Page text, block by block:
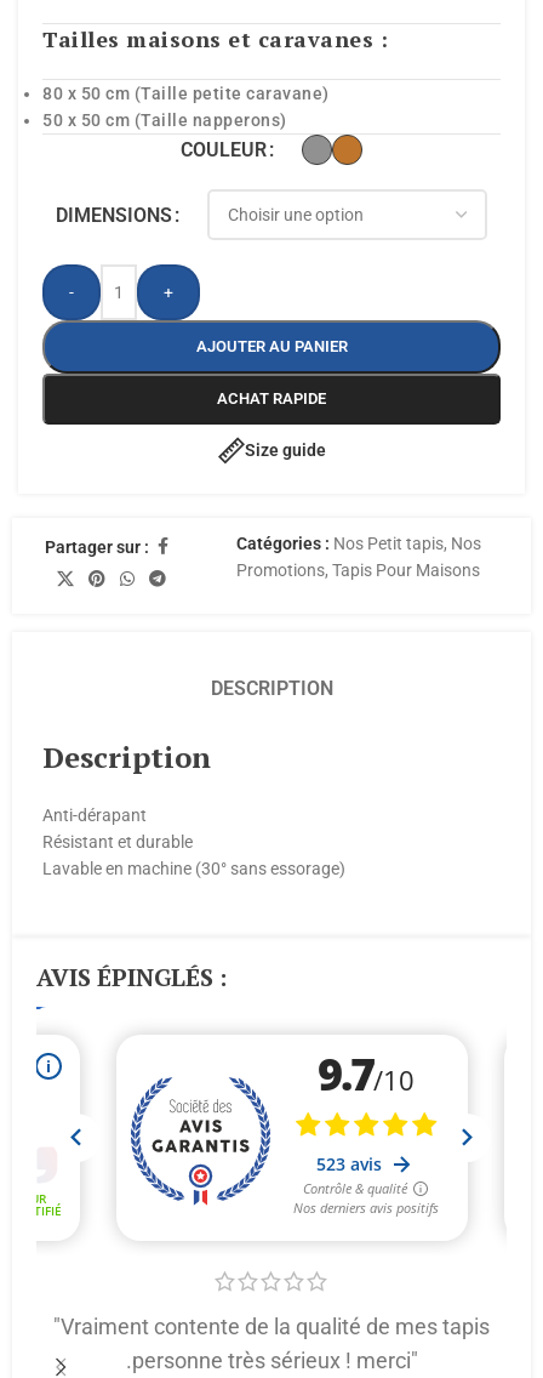
Tailles maisons et caravanes :
80 x 50 cm (Taille petite caravane)
50 x 50 cm (Taille napperons)
COULEUR
DIMENSIONS
- +
AJOUTER AU PANIER
ACHAT RAPIDE
Size guide
Partager sur : Catégories : Nos Petit tapis, Nos
Promotions, Tapis Pour Maisons
DESCRIPTION
Description
Anti-dérapant
Résistant et durable
Lavable en machine (30° sans essorage)
AVIS ÉPINGLÉS :
"Vraiment contente de la qualité de mes tapis
.personne très sérieux ! merci"